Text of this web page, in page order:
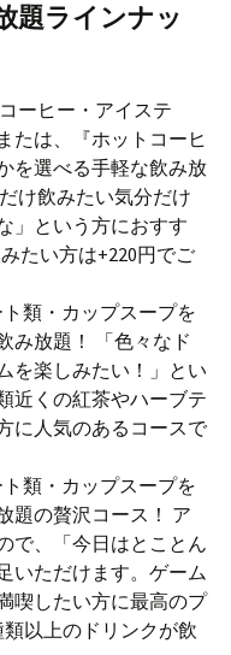
題ラインナッ
ーヒー・アイステ
たは、『ホットコーヒ
を選べる手軽な飲み放
け飲みたい気分だけ
」という方におすす
たい方は+220円でご
類・カップスープを
み放題！ 「色々なド
を楽しみたい！」とい
近くの紅茶やハーブテ
に人気のあるコースで
類・カップスープを
題の贅沢コース！ ア
で、「今日はとことん
いただけます。ゲーム
喫したい方に最高のプ
以上のドリンクが飲